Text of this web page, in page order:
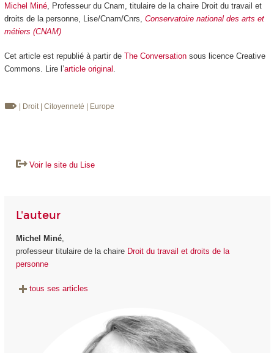
Michel Miné, Professeur du Cnam, titulaire de la chaire Droit du travail et
droits de la personne, Lise/Cnam/Cnrs, Conservatoire national des arts et
métiers (CNAM)
Cet article est republié à partir de The Conversationsous licence Creative
Commons. Lire l’article original .
| Droit | Citoyenneté | Europe
Voir le site du Lise
L'auteur
Michel Miné,
professeur titulaire de la chaire Droit du travail et droits de la
personne
tous ses articles